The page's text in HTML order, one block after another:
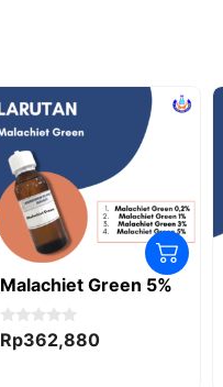
Malachiet Green 5%
0
o
Rp362,880